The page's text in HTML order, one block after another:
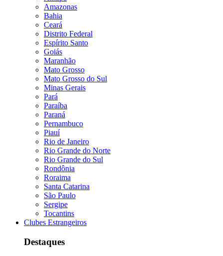
Amazonas
Bahia
Ceará
Distrito Federal
Espírito Santo
Goiás
Maranhão
Mato Grosso
Mato Grosso do Sul
Minas Gerais
Pará
Paraíba
Paraná
Pernambuco
Piauí
Rio de Janeiro
Rio Grande do Norte
Rio Grande do Sul
Rondônia
Roraima
Santa Catarina
São Paulo
Sergipe
Tocantins
Clubes Estrangeiros
Destaques